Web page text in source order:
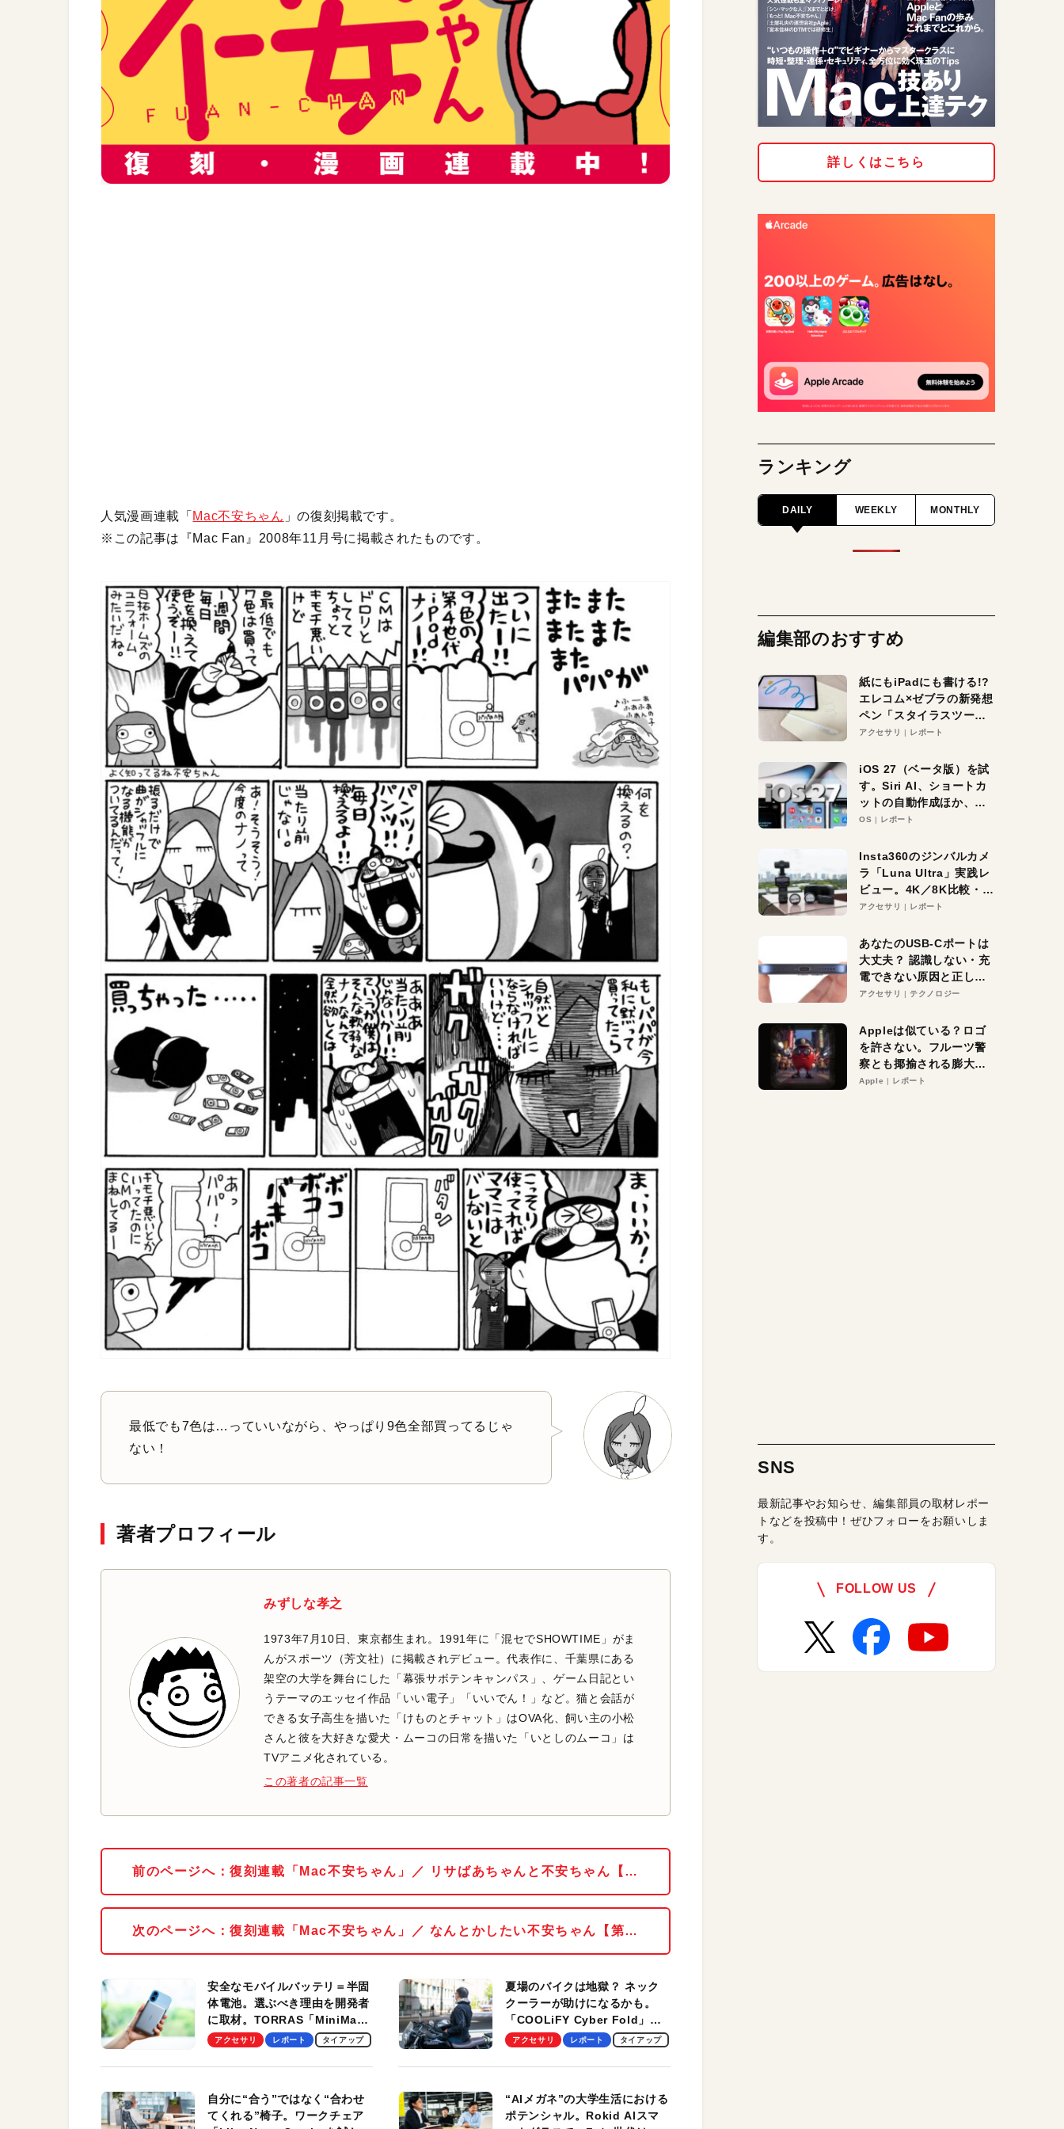
人気漫画連載「 Mac不安ちゃん 」の復刻掲載です。
※この記事は『Mac Fan』2008年11月号に掲載されたものです。
最低でも7色は…っていいながら、やっぱり9色全部買ってるじゃ
ない！
著者プロフィール
みずしな孝之
1973年7月10日、東京都生まれ。1991年に「混セでSHOWTIME」がま
んがスポーツ（芳文社）に掲載されデビュー。代表作に、千葉県にある
架空の大学を舞台にした「幕張サボテンキャンパス」、ゲーム日記とい
うテーマのエッセイ作品「いい電子」「いいでん！」など。猫と会話が
できる女子高生を描いた「けものとチャット」はOVA化、飼い主の小松
さんと彼を大好きな愛犬・ムーコの日常を描いた「いとしのムーコ」は
TVアニメ化されている。
この著者の記事一覧
前のページへ：復刻連載「Mac不安ちゃん」／ リサばあちゃんと不安ちゃん【…
次のページへ：復刻連載「Mac不安ちゃん」／ なんとかしたい不安ちゃん【第…
安全なモバイルバッテリ＝半固
体電池。選ぶべき理由を開発者
に取材。TORRAS「MiniMag
Pro」の実機レビューも
アクセサリ レポート タイアップ
夏場のバイクは地獄？ ネック
クーラーが助けになるかも。
「COOLiFY Cyber Fold」レ
ビュー。冷却の速さ、密着する
性がグッド！
アクセサリ レポート タイアップ
自分に“合う”ではなく“合わせ
てくれる”椅子。ワークチェア
“AIメガネ”の大学生活における
ポテンシャル。Rokid AIスマ
詳しくはこちら
ランキング
DAILY WEEKLY MONTHLY
編集部のおすすめ
紙にもiPadにも書ける!?
エレコム×ゼブラの新発想
ペン「スタイラスツーウ
ェイ」レビュー。持ち替
アクセサリ レポート
iOS 27（ベータ版）を試
す。Siri AI、ショートカ
ットの自動作成ほか、期
待大の便利機能5選。
る未来はすぐそこ！
OS レポート
Insta360のジンバルカメ
ラ「Luna Ultra」実践レ
ビュー。4K／8K比較・ズ
ーム・夜間撮影をチェッ
アクセサリ レポート
あなたのUSB-Cポートは
大丈夫？ 認識しない・充
電できない原因と正しい
対策
アクセサリ テクノロジー
Appleは似ている？ロゴ
を許さない。フルーツ警
察とも揶揄される膨大な
異議申し立て。対象は非
Apple レポート
SNS
最新記事やお知らせ、編集部員の取材レポー
トなどを投稿中！ぜひフォローをお願いしま
す。
FOLLOW US